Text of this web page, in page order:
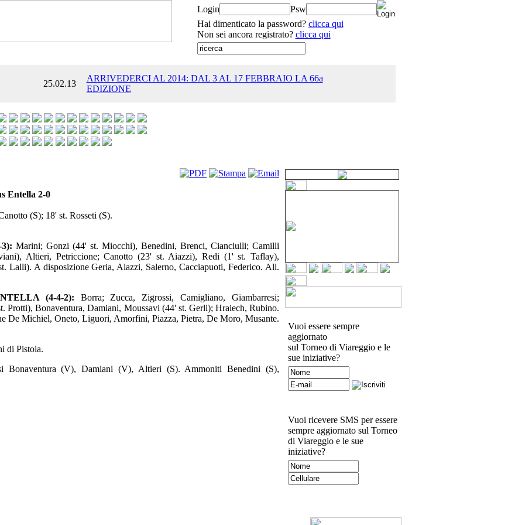
Login
Psw
Hai dimenticato la password? clicca qui
Non sei ancora registrato? clicca qui
25.02.13
ARRIVEDERCI AL 2014: DAL 3 AL 17 FEBBRAIO LA 66a
EDIZIONE
Entella 2-0
(S); 18' st. Rosseti (S).
Marini; Gonzi (44' st. Miocchi), Benedini, Brenci, Cianciulli; Camilli
Altieri, Petriccione; Canotto (23' st. Aiazzi), Redi (1' st. Taflay),
Lalli). A disposizione Geria, Aiazzi, Salerno, Cacciapuoti, Federico. All.
(4-4-2): Borra; Zucca, Zigrossi, Camigliano, Giambarresi;
Protti), Bonaventura, Damiani, Moussavi (44' st. Gerli); Hraiech, Rubino.
De Michiel, Oneto, Liguori, Amorfini, Piazza, Pietra, De Moro, Musante.
di Pistoia.
Bonaventura (V), Damiani (V), Altieri (S). Ammoniti Benedini (S),
Vuoi essere sempre
aggiornato
sul Torneo di Viareggio e le
sue iniziative?
Vuoi ricevere SMS per essere
sempre aggiornato sul Torneo
di Viareggio e le sue
iniziative?